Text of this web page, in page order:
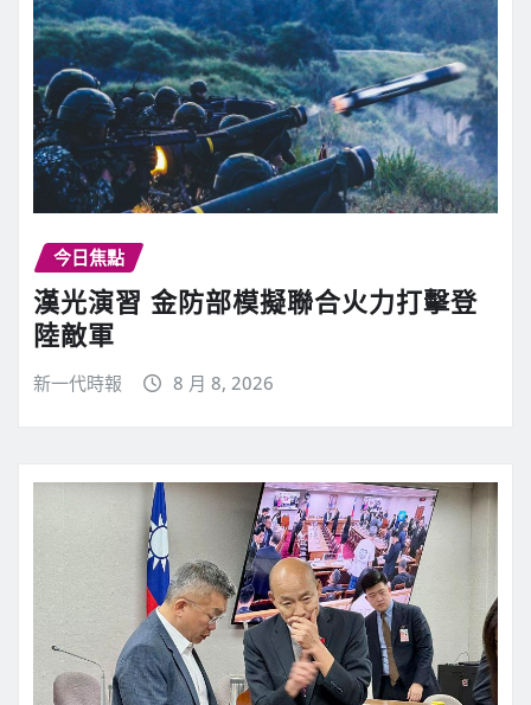
今日焦點
漢光演習 金防部模擬聯合火力打擊登
陸敵軍
新一代時報 8 月 8, 2026